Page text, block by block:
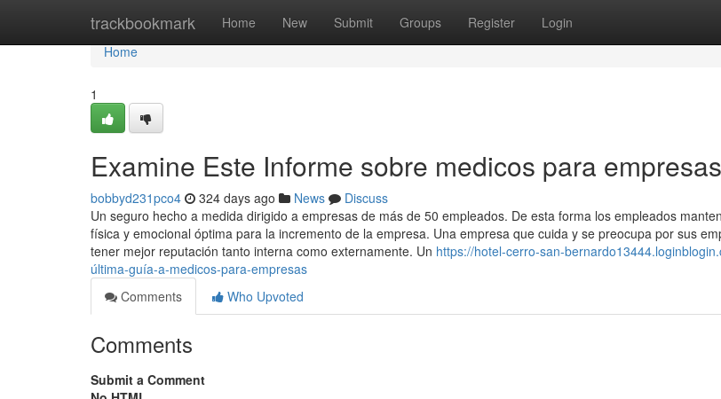
trackbookmark Home New Submit Groups Register Login
Home
Home
1
Examine Este Informe sobre medicos para empresas
bobbyd231pco4 324 days ago News
Discuss
Un seguro hecho a medida dirigido a empresas de más de 50 empleados. De esta forma los empleados
física y emocional óptima para la incremento de la empresa. Una empresa que cuida y se preocupa por sus
tener mejor reputación tanto interna como externamente. Un https://hotel-cerro-san-
última-guía-a-medicos-para-empresas
Comments
Who Upvoted
Comments
Submit a Comment